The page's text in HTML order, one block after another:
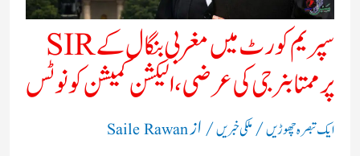
سپریم کورٹ میں مغربی بنگال کے SIR
پر ممتا بنرجی کی عرضی، الیکشن کمیشن کو نوٹس
ایک تبصرہ چھوڑیں/ملکی خبریں/ ازSaile Rawan